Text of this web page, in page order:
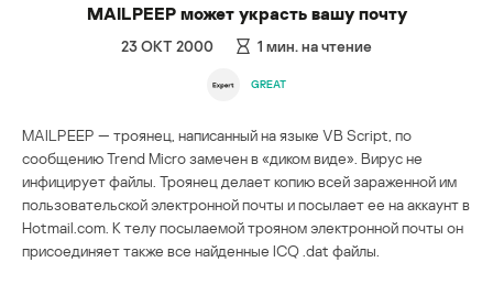
MAILPEEP может украсть вашу почту
23 ОКТ 2000 1 мин. на чтение
GREAT
MAILPEEP — троянец, написанный на языке VB Script, по
сообщению Trend Micro замечен в «диком виде». Вирус не
инфицирует файлы. Троянец делает копию всей зараженной им
пользовательской электронной почты и посылает ее на аккаунт в
Hotmail.com. К телу посылаемой трояном электронной почты он
присоединяет также все найденные ICQ .dat файлы.